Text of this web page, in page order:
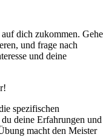
dich zukommen. Gehe
und frage nach
und deine
spezifischen
deine Erfahrungen und
macht den Meister